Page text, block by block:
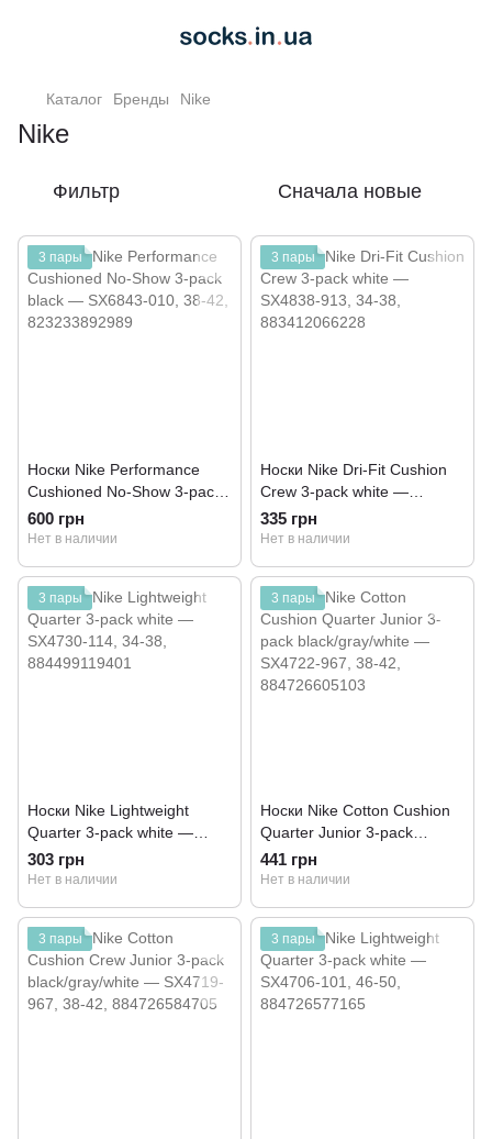
Каталог Бренды Nike
Nike
Фильтр Сначала новые
3 пары
Носки Nike Performance
Cushioned No-Show 3-pack
black — SX6843-010
600 грн
Нет в наличии
3 пары
Носки Nike Dri-Fit Cushion
Crew 3-pack white —
SX4838-913
335 грн
Нет в наличии
3 пары
Носки Nike Lightweight
Quarter 3-pack white —
SX4730-114
303 грн
Нет в наличии
3 пары
Носки Nike Cotton Cushion
Quarter Junior 3-pack
black/gray/white — SX4722-
967
441 грн
Нет в наличии
3 пары 3 пары